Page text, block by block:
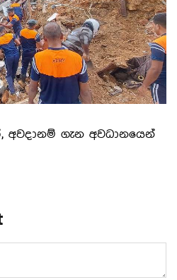
ගැන අවධානයෙන්